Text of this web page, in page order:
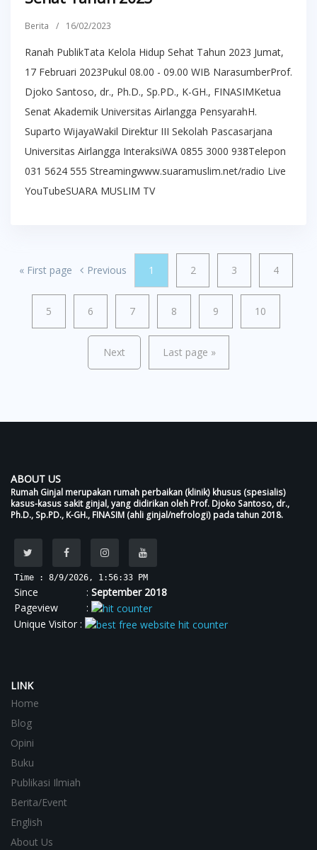
Berita / 16/02/2023
Ranah PublikTata Kelola Hidup Sehat Tahun 2023 Jumat,
17 Februari 2023Pukul 08.00 - 09.00 WIB NarasumberProf.
Djoko Santoso, dr., Ph.D., Sp.PD., K-GH., FINASIMKetua
Senat Akademik Universitas Airlangga PensyarahH.
Suparto WijayaWakil Direktur III Sekolah Pascasarjana
Universitas Airlangga InteraksiWA 0855 3000 938Telepon
031 5624 555 Streamingwww.suaramuslim.net/radio Live
YouTubeSUARA MUSLIM TV
«First page Previous 1 2 3 4
5 6 7 8 9 10
Next Last page »
ABOUT US
Rumah Ginjal merupakan rumah perbaikan (klinik) khusus (spesialis)
kasus-kasus sakit ginjal, yang didirikan oleh Prof. Djoko Santoso, dr.,
Ph.D., Sp.PD., K-GH., FINASIM (ahli ginjal/nefrologi) pada tahun 2018.
Time : 8/9/2026, 1:56:34 PM
Since : September 2018
Pageview :
Unique Visitor :
LINK
Home
Blog
Opini
Buku
Publikasi Ilmiah
Berita/Event
English
About Us